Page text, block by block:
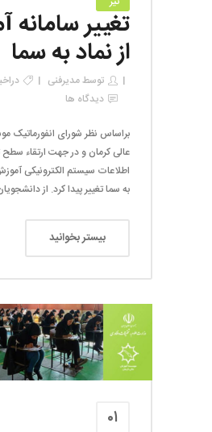
تغییر
از نماد به سما
توسطمدیرفنی در
دیدگاه ها
براساس نظر شورای انفورماتیک
عالی کرمان و در جهت ارتقاء سطح
اطلاعات سیستم الکترونیکی
به سما تغییر پیدا کرد. از
بیستر بخوانید
۰۱